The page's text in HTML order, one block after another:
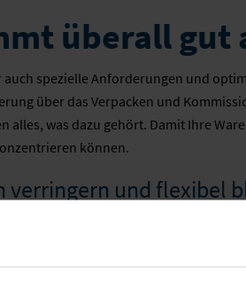
überall gut
spezielle Anforderungen und
über das Verpacken und
alles, was dazu gehört. Damit Ihre
können.
verringern und flexibel
durch die Ihrem Unternehmen